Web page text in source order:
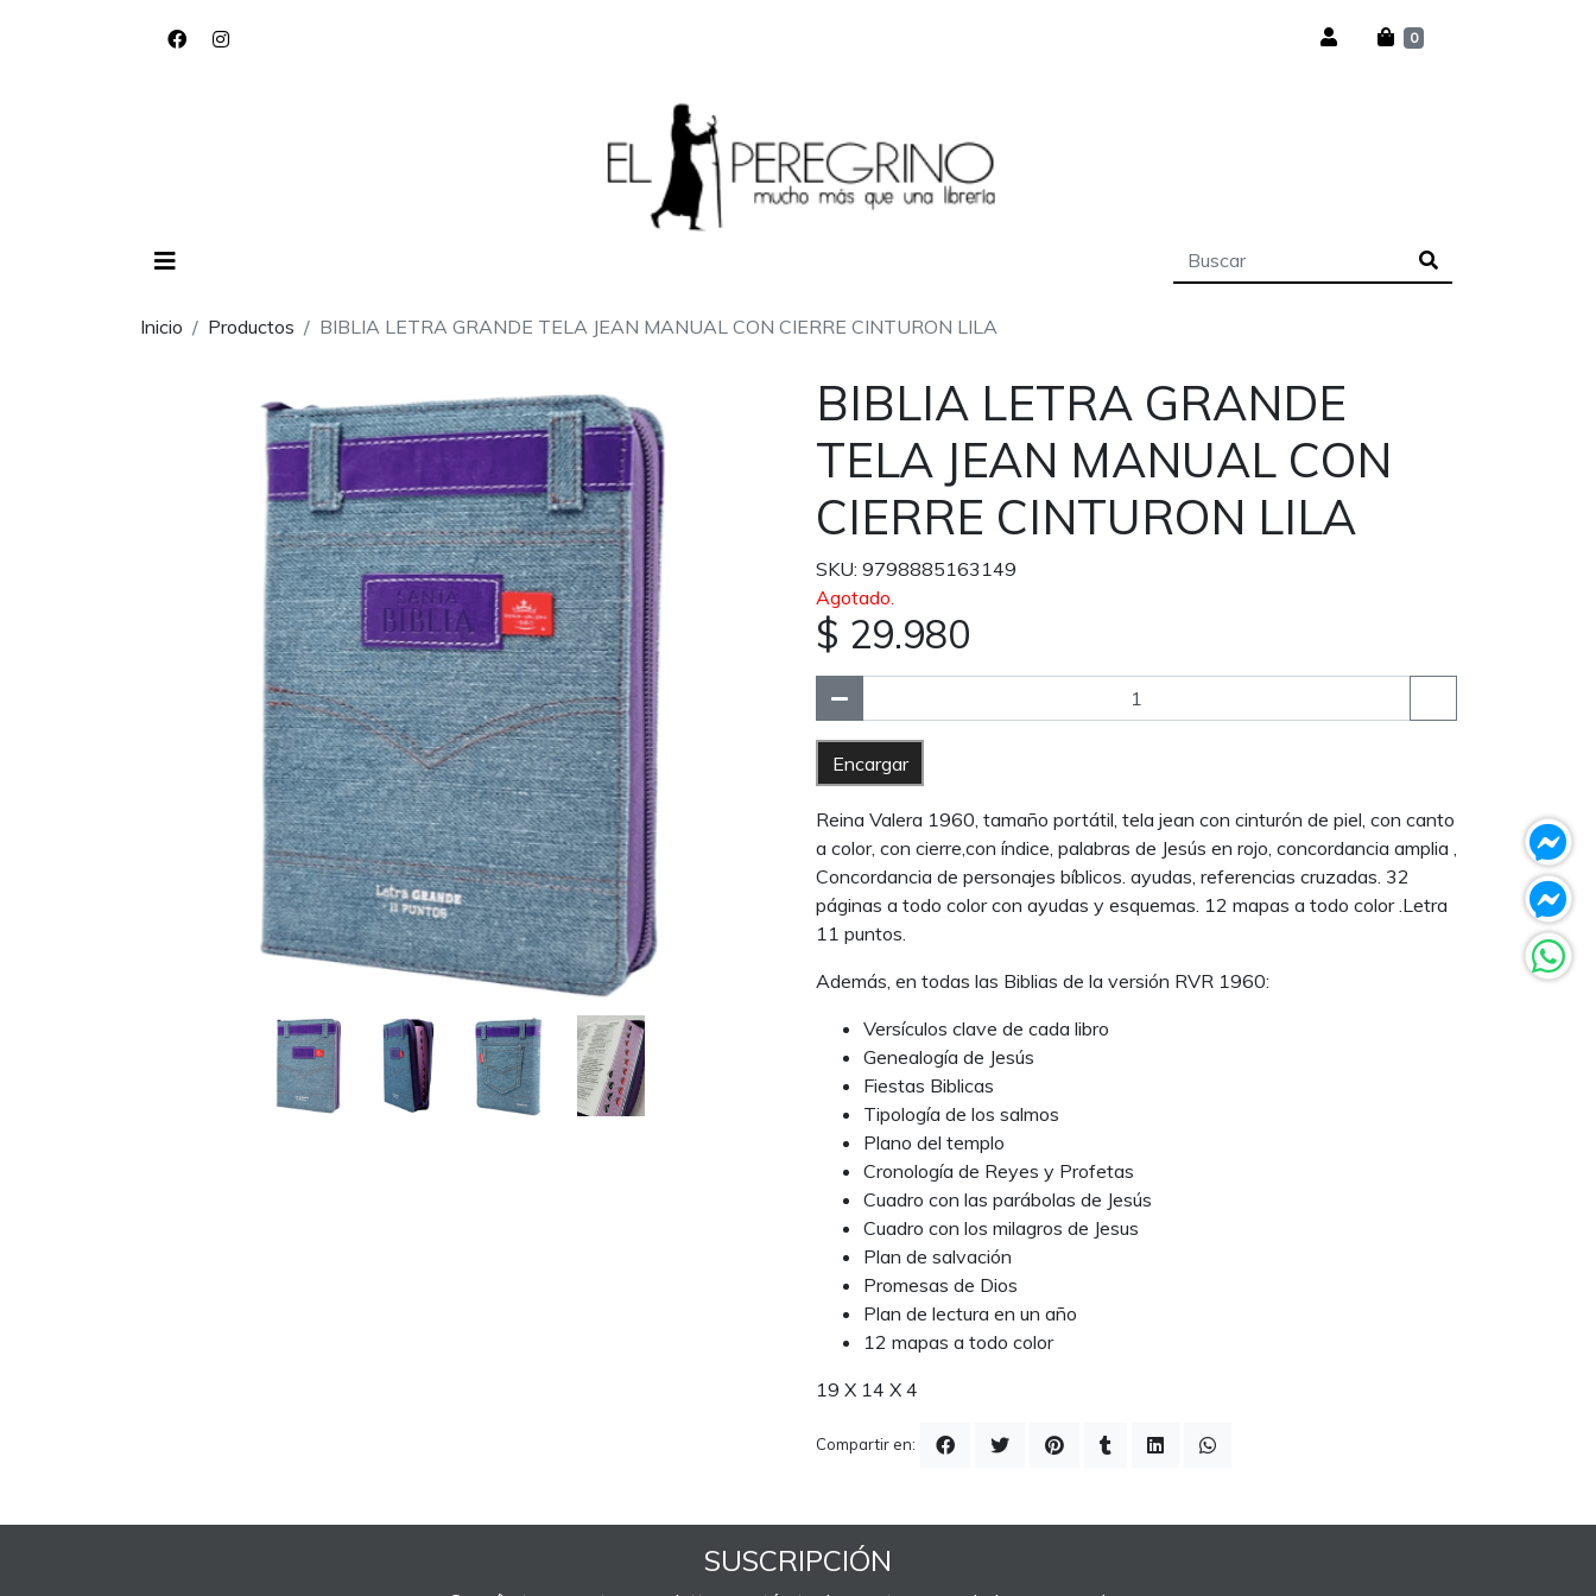
0
Inicio Productos BIBLIA LETRA GRANDE TELA JEAN MANUAL CON CIERRE CINTURON LILA
BIBLIA LETRA GRANDE
TELA JEAN MANUAL CON
CIERRE CINTURON LILA
SKU: 9798885163149
Agotado.
$ 29.980
Encargar
Reina Valera 1960, tamaño portátil, tela jean con cinturón de piel, con canto
a color, con cierre,con índice, palabras de Jesús en rojo, concordancia amplia ,
Concordancia de personajes bíblicos. ayudas, referencias cruzadas. 32
páginas a todo color con ayudas y esquemas. 12 mapas a todo color .Letra
11 puntos.
Además, en todas las Biblias de la versión RVR 1960:
Versículos clave de cada libro
Genealogía de Jesús
Fiestas Biblicas
Tipología de los salmos
Plano del templo
Cronología de Reyes y Profetas
Cuadro con las parábolas de Jesús
Cuadro con los milagros de Jesus
Plan de salvación
Promesas de Dios
Plan de lectura en un año
12 mapas a todo color
19 X 14 X 4
Compartir en:
SUSCRIPCIÓN